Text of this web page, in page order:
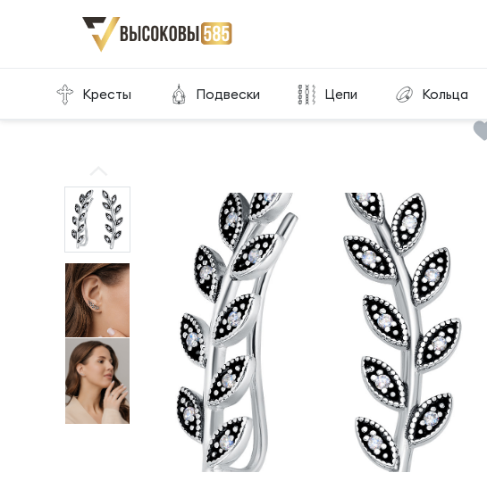
Кресты Подвески Цепи Кольца
Главная Склад готовой продукции Серьги 22-